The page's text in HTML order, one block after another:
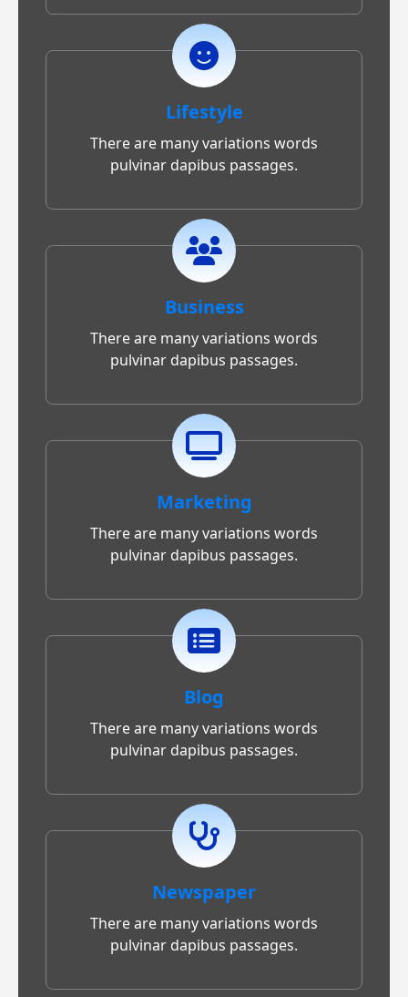
Lifestyle
There are many variations words
pulvinar dapibus passages.
Business
There are many variations words
pulvinar dapibus passages.
Marketing
There are many variations words
pulvinar dapibus passages.
Blog
There are many variations words
pulvinar dapibus passages.
Newspaper
There are many variations words
pulvinar dapibus passages.